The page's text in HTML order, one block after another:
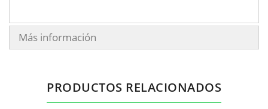
Más información
PRODUCTOS RELACIONADOS